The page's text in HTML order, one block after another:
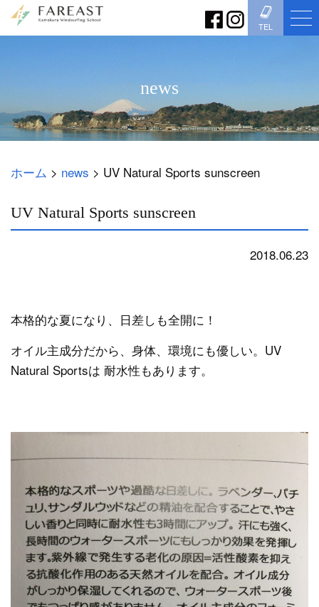
TEL
news
ホーム > news > UV Natural Sports sunscreen
UV Natural Sports sunscreen
2018.06.23
本格的な夏になり、日差しも全開に！
オイル主成分だから、身体、環境にも優しい。UV
Natural Sportsは 耐水性もあります。